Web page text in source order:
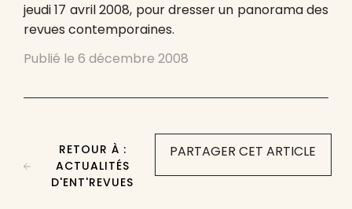
jeudi 17 avril 2008, pour dresser un panorama des
revues contemporaines.
Publié le 6 décembre 2008
PARTAGER CET ARTICLE
RETOUR À :
ACTUALITÉS
D'ENT'REVUES